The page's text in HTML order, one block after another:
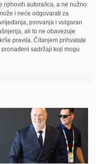
njihovih autora/ica, a ne nužno
i neće odgovarati za
psovanja i vulgaran
ali to ne obavezuje
pravila. Čitanjem prihvatate
sadržaji koji mogu